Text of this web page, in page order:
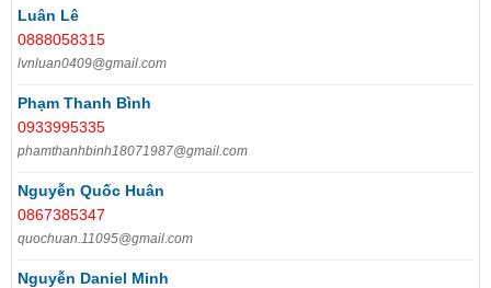
Luân Lê
0888058315
lvnluan0409@gmail.com
Phạm Thanh Bình
0933995335
phamthanhbinh18071987@gmail.com
Nguyễn Quốc Huân
0867385347
quochuan.11095@gmail.com
Nguyễn Daniel Minh